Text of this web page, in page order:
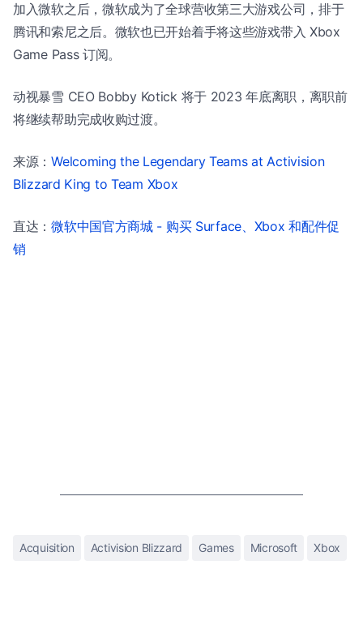
加入微软之后，微软成为了全球营收第三大游戏公司，排于
腾讯和索尼之后。微软也已开始着手将这些游戏带入 Xbox
Game Pass 订阅。
动视暴雪 CEO Bobby Kotick 将于 2023 年底离职，离职前
将继续帮助完成收购过渡。
来源：Welcoming the Legendary Teams at Activision
Blizzard King to Team Xbox
直达：微软中国官方商城 - 购买 Surface、Xbox 和配件促
销
Acquisition Activision Blizzard Games Microsoft Xbox